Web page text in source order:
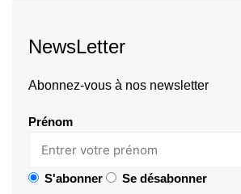
NewsLetter
Abonnez-vous à nos newsletter
Prénom
S'abonner Se désabonner